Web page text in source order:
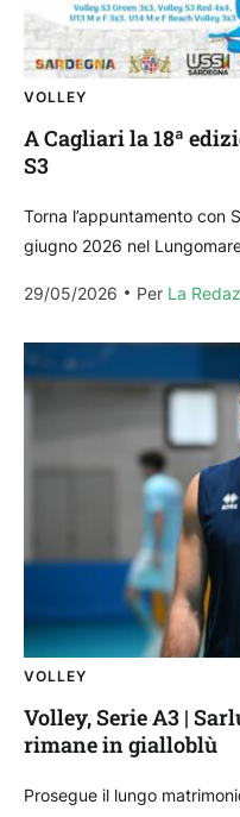
VOLLEY
A Cagliari la 18ª
S3
Torna l’appuntamento con
giugno 2026 nel
29/05/2026
Per La
VOLLEY
Volley, Serie A3 |
rimane in gialloblù
Prosegue il lungo